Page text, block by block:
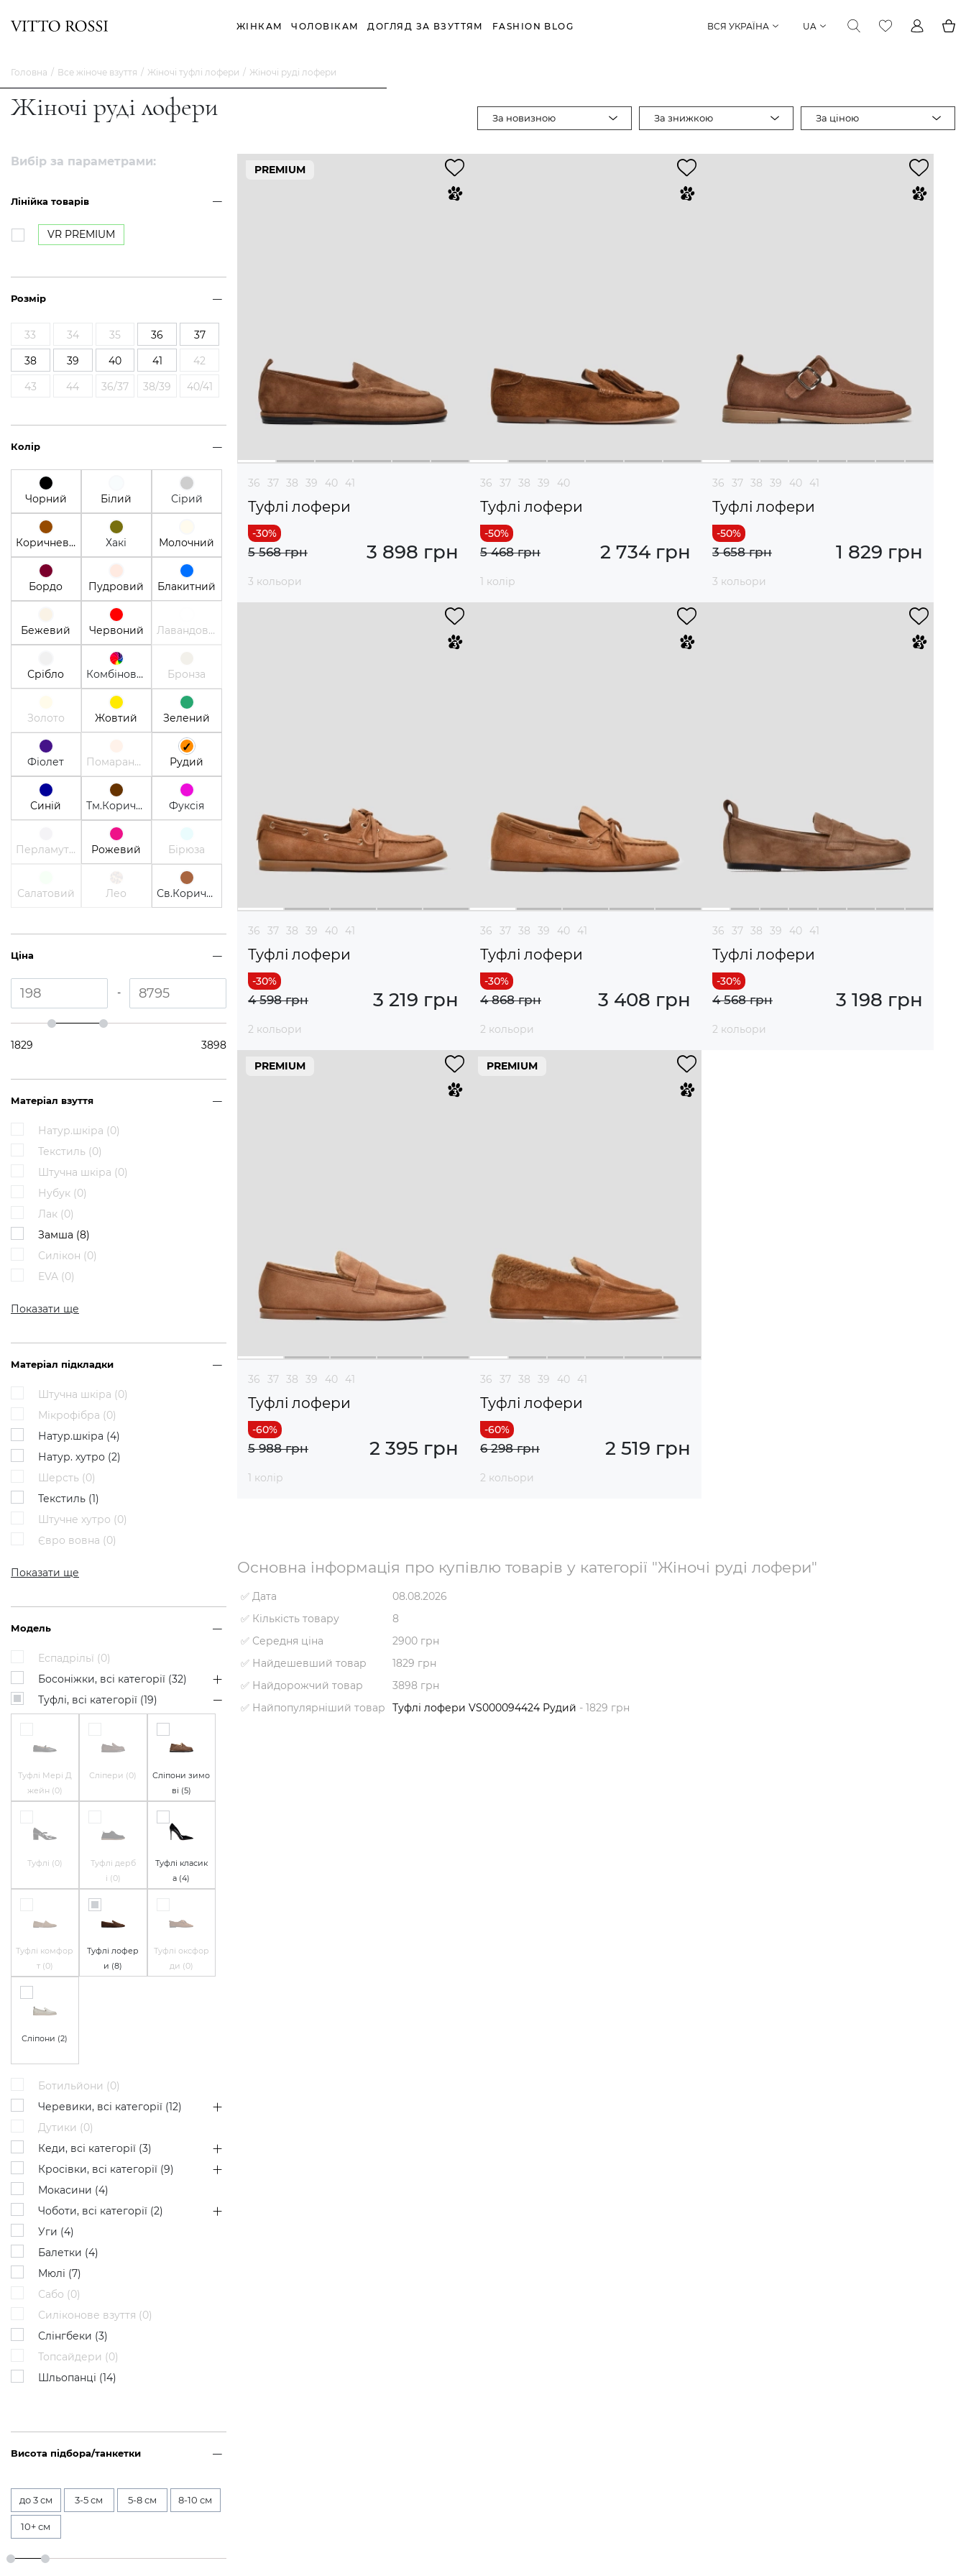
ЖІНКАМ ЧОЛОВІКАМ ДОГЛЯД ЗА ВЗУТТЯМ FASHION BLOG ВСЯ УКРАЇНА UA
Головна Все жіноче взуття Жіночі туфлі лофери Жіночі руді лофери
Жіночі руді лофери За новизною За знижкою За ціною
Вибір за параметрами:
Лінійка товарів
VR PREMIUM
Розмір
33 34 35 36
37
38
39 40 41
42
43
44 36/37 38/39 40/41
Колір
Чорний Білий Сірий
Коричневий Хакі Молочний
Бордо Пудровий Блакитний
Бежевий Червоний Лавандовый
Срібло Комбінований Бронза
Золото Жовтий Зелений
Фіолет Помаранчевий Рудий
Синій Тм.Коричневий Фуксія
Перламутр Рожевий Бірюза
Салатовий Лео Св.Коричневий
Ціна
-
1829 3898
Матеріал взуття
Натур.шкіра (0)
Текстиль (0)
Штучна шкіра (0)
Нубук (0)
Лак (0)
Замша (8)
Силікон (0)
EVA (0)
Показати ще
Матеріал підкладки
Штучна шкіра (0)
Мікрофібра (0)
Натур.шкіра (4)
Натур. хутро (2)
Шерсть (0)
Текстиль (1)
Штучне хутро (0)
Євро вовна (0)
Показати ще
Модель
Еспадрільї (0)
Босоніжки, всі категорії (32)
Туфлі, всі категорії (19)
Туфлі Мері Д
жейн (0)
Сліпери (0)
Сліпони зимо
ві (5)
Туфлі (0)
Туфлі дерб
і (0)
Туфлі класик
а (4)
Туфлі комфор
т (0)
Туфлі лофер
и (8)
Туфлі оксфор
ди (0)
Сліпони (2)
Ботильйони (0)
Черевики, всі категорії (12)
Дутики (0)
Кеди, всі категорії (3)
Кросівки, всі категорії (9)
Мокасини (4)
Чоботи, всі категорії (2)
Уги (4)
Балетки (4)
Мюлі (7)
Сабо (0)
Силіконове взуття (0)
Слінгбеки (3)
Топсайдери (0)
Шльопанці (14)
Висота підбора/танкетки
до 3 см 3-5 см 5-8 см 8-10 см
10+ см
PREMIUM
36 37 38 39 40 41
Туфлі лофери
3 898 грн
5 568 грн
3 кольори
36 37 38 39 40
Туфлі лофери
2 734 грн
5 468 грн
1 колір
36 37 38 39 40 41
Туфлі лофери
1 829 грн
3 658 грн
3 кольори
36 37 38 39 40 41
Туфлі лофери
3 219 грн
4 598 грн
2 кольори
36 37 38 39 40 41
Туфлі лофери
3 408 грн
4 868 грн
2 кольори
36 37 38 39 40 41
Туфлі лофери
3 198 грн
4 568 грн
2 кольори
PREMIUM
36 37 38 39 40 41
Туфлі лофери
2 395 грн
5 988 грн
1 колір
PREMIUM
36 37 38 39 40 41
Туфлі лофери
2 519 грн
6 298 грн
2 кольори
Основна інформація про купівлю товарів у категорії "Жіночі руді лофери"
✅ Дата
08.08.2026
✅ Кількість товару
8
✅ Середня ціна
2900 грн
✅ Найдешевший товар
1829 грн
✅ Найдорожчий товар
3898 грн
✅ Найпопулярніший товар
Туфлі лофери VS000094424 Рудий - 1829 грн